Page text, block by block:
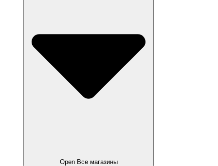
Open Все магазины